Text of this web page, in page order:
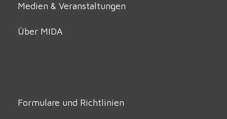
Medien & Veranstaltungen
Über MIDA
Formulare und Richtlinien